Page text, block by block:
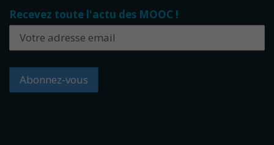
Recevez toute l'actu des MOOC !